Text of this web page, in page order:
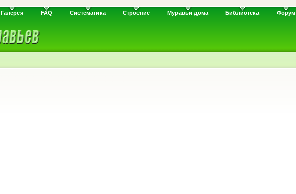
Галерея FAQ Систематика Строение Муравьи дома Библиотека Форум